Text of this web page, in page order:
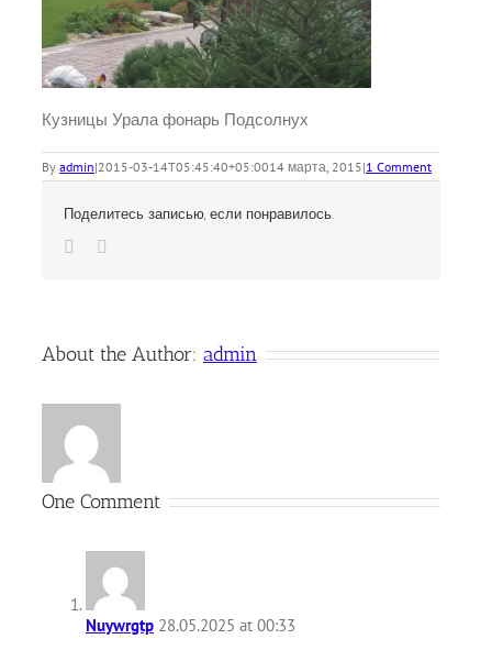
Кузницы Урала фонарь Подсолнух
By admin|2015-03-14T05:45:40+05:0014 марта, 2015|1 Comment
Поделитесь записью, если понравилось.
About the Author: admin
One Comment
Nuywrgtp 28.05.2025 at 00:33